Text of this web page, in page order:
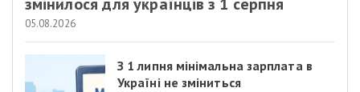
05.08.2026
З 1 липня мінімальна зарплата в
Україні не зміниться